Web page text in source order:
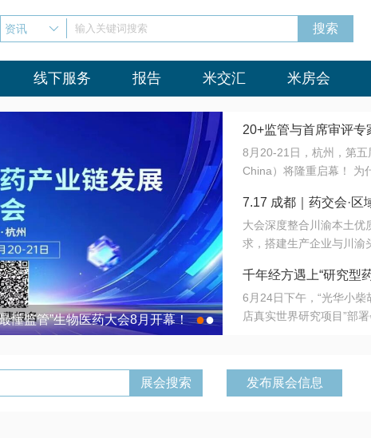
资讯 输入关键词搜索
线下服务 报告 米交汇 米房会
懂监管”生物医药大会8月开幕！ 7.17 成都｜药交会·区
●●
20+监管与首席审评专
会8月开幕！
8月20-21日，杭州，第
China）将隆重启幕！ 为
法正重新定义研发效率；
难题，呼唤更成熟的产业
同与出海能力建设才是破
算力突围；从中药创新
术攻坚，到CDMO的柔性
室”与“生产线”、“研发端
7.17 成都｜药交会·区
营
大会深度整合川渝本土优
求，搭建生产企业与川渝
域增量份额夯实西南市场
千年经方遇上“研究
目在北京同仁堂佛山
6月24日下午，“光华小
店真实世界研究项目”部
发布展会信息